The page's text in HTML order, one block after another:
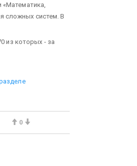
сложных систем. В
из которых - за
0